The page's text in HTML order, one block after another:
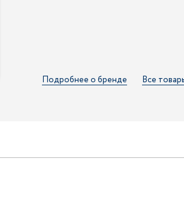
Подробнее о бренде Все